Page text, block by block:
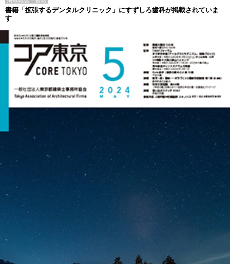
書籍「拡張するデンタルクリニック」にすずしろ歯科が掲載されていま
す